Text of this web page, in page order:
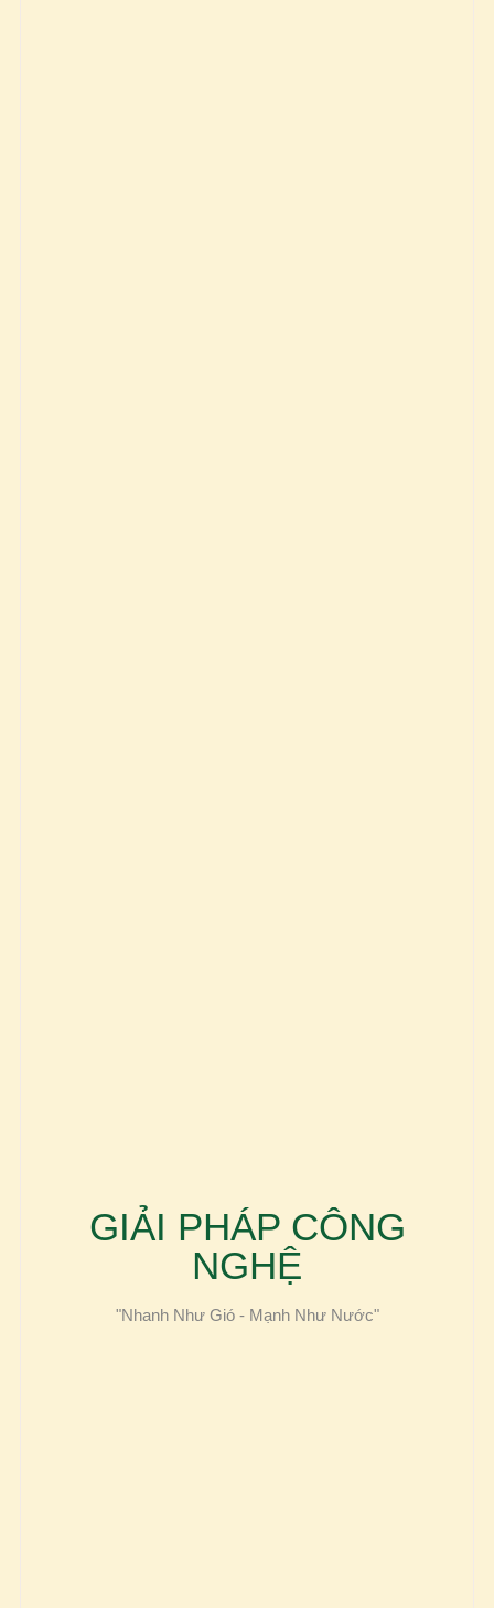
GIẢI PHÁP CÔNG
NGHỆ
"Nhanh Như Gió - Mạnh Như Nước"